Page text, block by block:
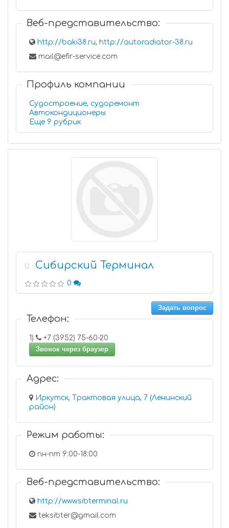
Веб-представительство:
http://baki38.ru, http://autoradiator-38.ru
mail@efir-service.com
Профиль компании
Судостроение, судоремонт
Автокондиционеры
Еще 9 рубрик
12 Сибирский Терминал
0
Задать вопрос
Телефон:
1)
+7 (3952) 75-60-20
Звонок через браузер
Адрес:
Иркутск, Трактовая улица, 7 (Ленинский
район)
Режим работы:
пн-пт 9:00-18:00
Веб-представительство:
http://www.sibterminal.ru
teksibter@gmail.com